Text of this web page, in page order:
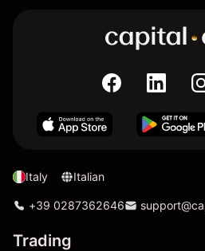
Italy Italian
+39 0287362646
Trading